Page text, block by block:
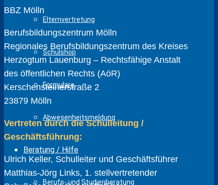
Elternvertretung
Schulshop
Formulare
Abwesenheitsmeldung
Beratung / Hilfe
Berufs- und Studienberatung
BBZ Mölln
Berufsbildungszentrum Mölln
Regionales Berufsbildungszentrum des Kreises
Herzogtum Lauenburg – Rechtsfähige Anstalt
des öffentlichen Rechts (AöR)
Kerschensteinerstraße 2
23879 Mölln
Vertreten durch die Schulleitung /
Geschäftsführung:
Ulrich Keller, Schulleiter und Geschäftsführer
Matthias-Jörg Links, 1. stellvertretender